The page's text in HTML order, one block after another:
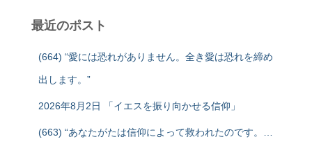
最近のポスト
(664) “愛には恐れがありません。全き愛は恐れを締め
出します。”
2026年8月2日 「イエスを振り向かせる信仰」
(663) “あなたがたは信仰によって救われたのです。…